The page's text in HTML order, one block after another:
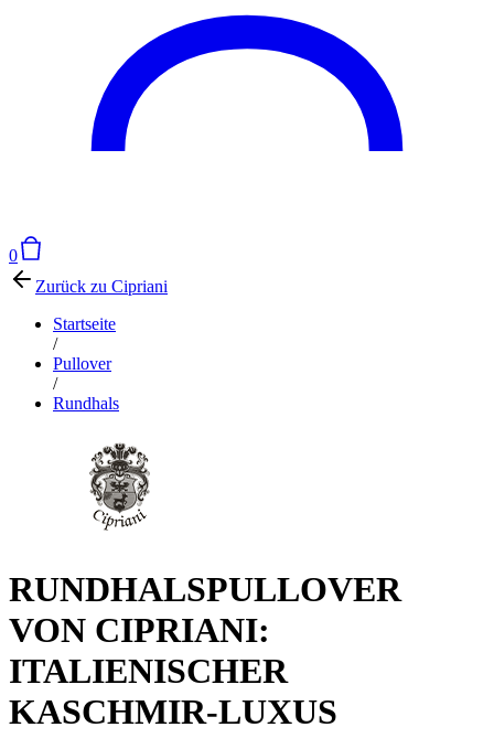
0
Zurück zu Cipriani
Startseite
/
Pullover
/
Rundhals
RUNDHALSPULLOVER
VON CIPRIANI:
ITALIENISCHER
KASCHMIR-LUXUS